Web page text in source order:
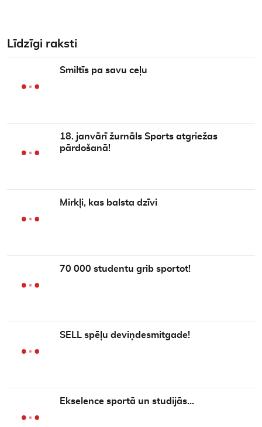
Līdzīgi raksti
Smiltīs pa savu ceļu
18. janvārī žurnāls Sports atgriežas
pārdošanā!
Mirkļi, kas balsta dzīvi
70 000 studentu grib sportot!
SELL spēļu deviņdesmitgade!
Ekselence sportā un studijās…